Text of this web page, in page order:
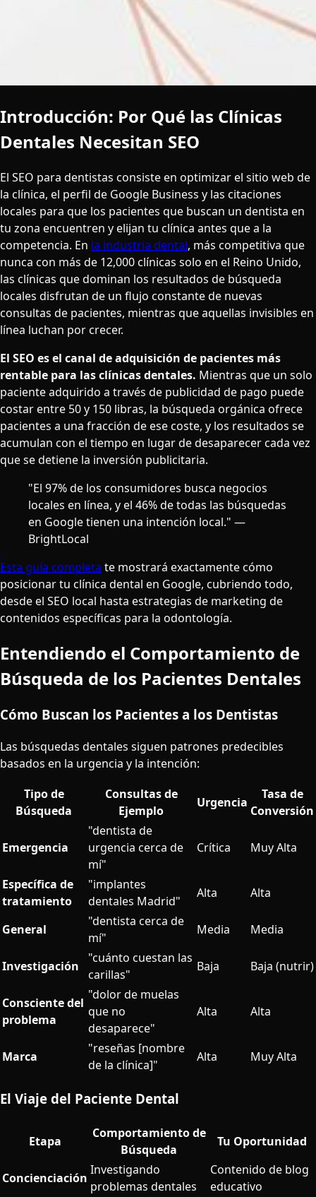
Introducción: Por Qué las Clínicas
Dentales Necesitan SEO
El SEO para dentistas consiste en optimizar el sitio web de
la clínica, el perfil de Google Business y las citaciones
locales para que los pacientes que buscan un dentista en
tu zona encuentren y elijan tu clínica antes que a la
competencia. En la industria dental, más competitiva que
nunca con más de 12,000 clínicas solo en el Reino Unido,
las clínicas que dominan los resultados de búsqueda
locales disfrutan de un flujo constante de nuevas
consultas de pacientes, mientras que aquellas invisibles en
línea luchan por crecer.
El SEO es el canal de adquisición de pacientes más
rentable para las clínicas dentales. Mientras que un solo
paciente adquirido a través de publicidad de pago puede
costar entre 50 y 150 libras, la búsqueda orgánica ofrece
pacientes a una fracción de ese coste, y los resultados se
acumulan con el tiempo en lugar de desaparecer cada vez
que se detiene la inversión publicitaria.
"El 97% de los consumidores busca negocios
locales en línea, y el 46% de todas las búsquedas
en Google tienen una intención local." —
BrightLocal
Esta guía completa te mostrará exactamente cómo
posicionar tu clínica dental en Google, cubriendo todo,
desde el SEO local hasta estrategias de marketing de
contenidos específicas para la odontología.
Entendiendo el Comportamiento de
Búsqueda de los Pacientes Dentales
Cómo Buscan los Pacientes a los Dentistas
Las búsquedas dentales siguen patrones predecibles
basados en la urgencia y la intención:
Tipo de
Búsqueda
Consultas de
Ejemplo
Urgencia
Tasa de
Conversión
Emergencia
"dentista de
urgencia cerca de
mí"
Crítica Muy Alta
Específica de
tratamiento
"implantes
dentales Madrid"
Alta Alta
General
"dentista cerca de
mí"
Media Media
Investigación
"cuánto cuestan las
carillas"
Baja Baja (nutrir)
Consciente del
problema
"dolor de muelas
que no
desaparece"
Alta Alta
Marca
"reseñas [nombre
de la clínica]"
Alta Muy Alta
El Viaje del Paciente Dental
Etapa
Comportamiento de
Búsqueda
Tu Oportunidad
Concienciación
Investigando
problemas dentales
Contenido de blog
educativo